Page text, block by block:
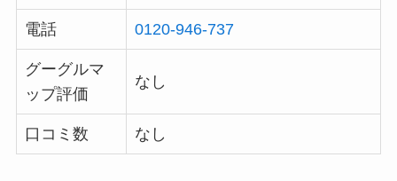
電話 0120-946-737
グーグルマ
ップ評価
なし
口コミ数 なし